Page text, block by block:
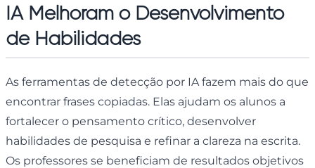
IA Melhoram o Desenvolvimento
de Habilidades
As ferramentas de detecção por IA fazem mais do que
encontrar frases copiadas. Elas ajudam os alunos a
fortalecer o pensamento crítico, desenvolver
habilidades de pesquisa e refinar a clareza na escrita.
Os professores se beneficiam de resultados objetivos